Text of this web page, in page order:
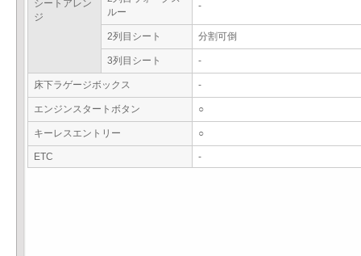
シートアレン
ジ
ルー
-
2列目シート 分割可倒
3列目シート -
床下ラゲージボックス -
エンジンスタートボタン ○
キーレスエントリー ○
ETC -